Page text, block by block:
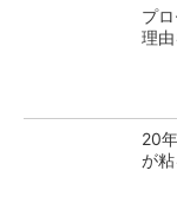
プ
理
20
が